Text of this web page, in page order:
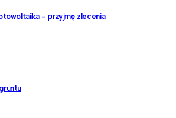
- przyjmę zlecenia